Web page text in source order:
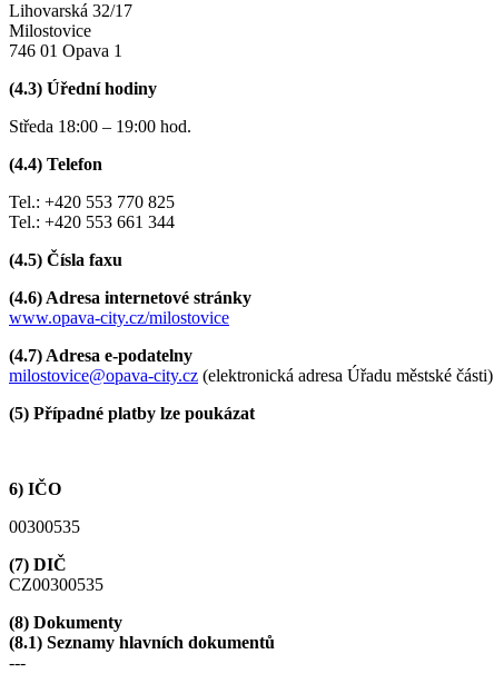
Lihovarská 32/17
Milostovice
746 01 Opava 1
(4.3) Úřední hodiny
Středa 18:00 – 19:00 hod.
(4.4) Telefon
Tel.: +420 553 770 825
Tel.: +420 553 661 344
(4.5) Čísla faxu
(4.6) Adresa internetové stránky
www.opava-city.cz/milostovice
(4.7) Adresa e-podatelny
milostovice@opava-city.cz (elektronická adresa Úřadu městské části)
(5) Případné platby lze poukázat
6) IČO
00300535
(7) DIČ
CZ00300535
(8) Dokumenty
(8.1) Seznamy hlavních dokumentů
---